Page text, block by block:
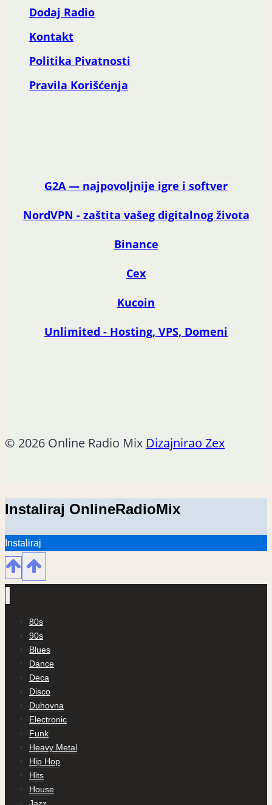
Dodaj Radio
Kontakt
Politika Pivatnosti
Pravila Korišćenja
G2A — najpovoljnije igre i softver
NordVPN - zaštita vašeg digitalnog života
Binance
Cex
Kucoin
Unlimited - Hosting, VPS, Domeni
© 2026 Online Radio Mix Dizajnirao Zex
Instaliraj OnlineRadioMix
Instaliraj
80s
90s
Blues
Dance
Deca
Disco
Duhovna
Electronic
Funk
Heavy Metal
Hip Hop
Hits
House
Jazz